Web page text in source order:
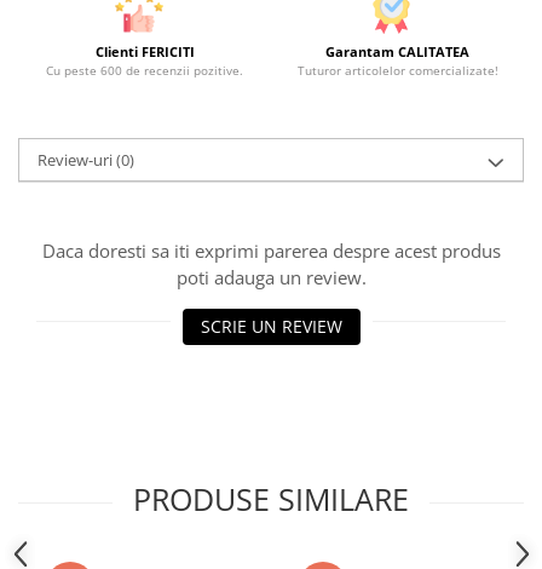
Clienti FERICITI
Cu peste 600 de recenzii pozitive.
Garantam CALITATEA
Tuturor articolelor comercializate!
Review-uri(0)
Daca doresti sa iti exprimi parerea despre acest produs
poti adauga un review.
SCRIE UN REVIEW
PRODUSE SIMILARE